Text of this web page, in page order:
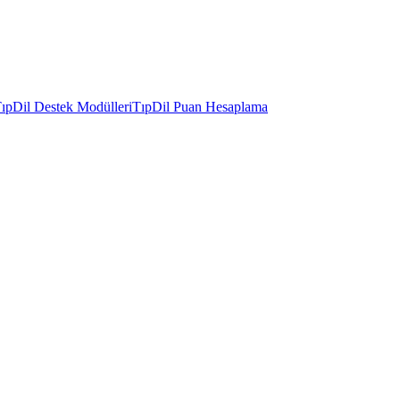
Destek ModülleriTıpDil Puan Hesaplama